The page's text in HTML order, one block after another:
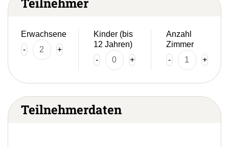
Erwachsene
-
+
Kinder (bis
12 Jahren)
-
+
Anzahl
Zimmer
-
+
Teilnehmerdaten